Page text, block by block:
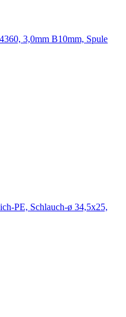
3,0mm B10mm, Spule
PE, Schlauch-ø 34,5x25,